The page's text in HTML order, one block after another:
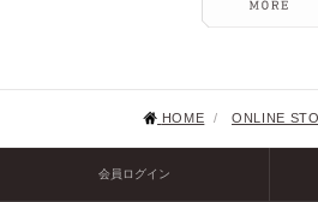
HOME / ONLINE
会員ログイン